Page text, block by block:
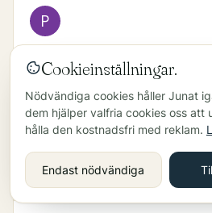
P
Myrbacka
I
Cookieinställningar.
Nödvändiga cookies håller Junat
dem hjälper valfria cookies oss att
hålla den kostnadsfri med reklam.
Endast nödvändiga